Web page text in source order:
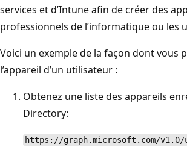
services et d’Intune afin de créer des
professionnels de l’informatique ou
Voici un exemple de la façon dont vous
l’appareil d’un utilisateur :
Obtenez une liste des appareils
Directory:
https://graph.microsoft.com/v1.0/